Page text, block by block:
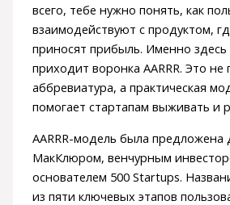
всего, тебе нужно понять, как
взаимодействуют с продуктом,
приносят прибыль. Именно
приходит воронка AARRR. Это
аббревиатура, а практическая
помогает стартапам выживать и
AARRR-модель была предложена
МакКлюром, венчурным
основателем 500 Startups.
из пяти ключевых этапов